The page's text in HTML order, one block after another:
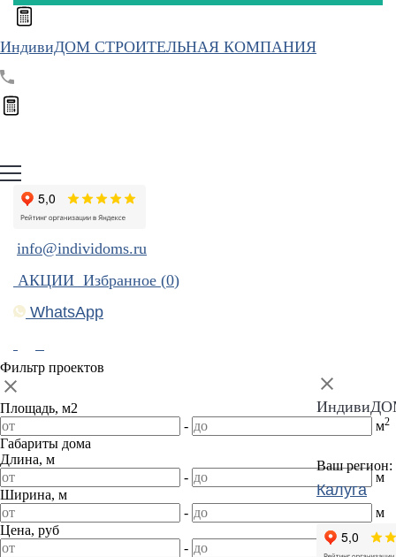
ИндивиДОМ СТРОИТЕЛЬНАЯ КОМПАНИЯ
info@individoms.ru
АКЦИИ Избранное (0)
WhatsApp
Ваш регион:
Калуга
Фильтр проектов
Площадь, м2
-
м2
Габариты дома
Длина, м
-
м
Ширина, м
-
м
Цена, руб
-